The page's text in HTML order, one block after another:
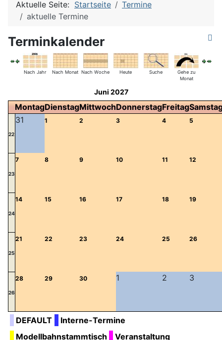
Aktuelle Seite: Startseite
Termine
aktuelle Termine
Terminkalender
Nach Jahr Nach Monat Nach Woche Heute Suche
Gehe zu
Monat
Juni 2027
MontagDienstagMittwochDonnerstagFreitag
22
31 1 2 3 4 5
23
7 8 9 10 11 12
24
14 15 16 17 18 19
25
21 22 23 24 25 26
26
28 29 30 1 2 3
DEFAULT
Interne-Termine
Modellbahnstammtisch
Veranstaltung